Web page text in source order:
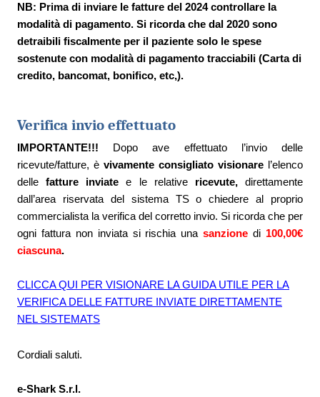
NB: Prima di inviare le fatture del 2024 controllare la
modalità di pagamento. Si ricorda che dal 2020 sono
detraibili fiscalmente per il paziente solo le spese
sostenute con modalità di pagamento tracciabili (Carta di
credito, bancomat, bonifico, etc,).
Verifica invio effettuato
IMPORTANTE!!! Dopo ave effettuato l’invio delle
ricevute/fatture, è vivamente consigliato visionare l’elenco
dellefatture inviate e le relative ricevute,direttamente
dall’area riservata del sistema TS o chiedere al proprio
commercialista la verifica del corretto invio. Si ricorda che per
ogni fattura non inviata si rischia unasanzione di 100,00€
ciascuna.
CLICCA QUI PER VISIONARE LA GUIDA UTILE PER LA
VERIFICA DELLE FATTURE INVIATE DIRETTAMENTE
NEL SISTEMATS
Cordiali saluti.
e-Shark S.r.l.